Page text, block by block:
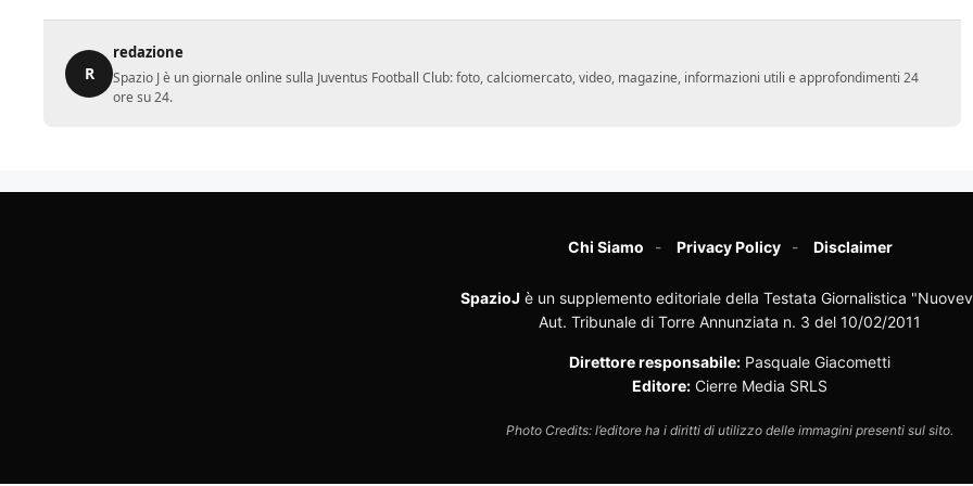
R
redazione
Spazio J è un giornale online sulla Juventus Football Club: foto, calciomercato, video, magazine, informazioni utili e approfondimenti 24
ore su 24.
Chi Siamo Privacy Policy Disclaimer
SpazioJ è un supplemento editoriale della Testata Giornalistica
Aut. Tribunale di Torre Annunziata n. 3 del 10/02/2011
Direttore responsabile: Pasquale Giacometti
Editore: Cierre Media SRLS
Photo Credits: l’editore ha i diritti di utilizzo delle immagini presenti sul sito.